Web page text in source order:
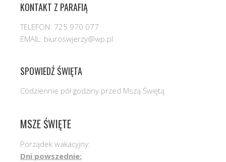
KONTAKT Z PARAFIĄ
TELEFON: 725 970 077
EMAIL: biuroswjerzy@wp.pl
SPOWIEDŹ ŚWIĘTA
Codziennie pół godziny przed Mszą Świętą.
MSZE ŚWIĘTE
Porządek wakacyjny:
Dni powszednie: